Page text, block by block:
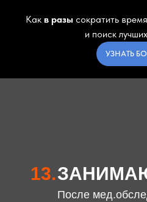
Как в разы сократить
и поиск
УЗНАТЬ
После
13.